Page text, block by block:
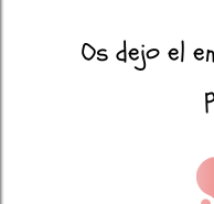
Os dejo el